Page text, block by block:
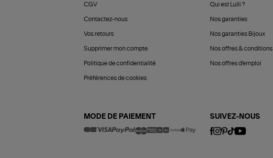
CGV
Contactez-nous
Vos retours
Supprimer mon compte
Politique de confidentialité
Préférences de cookies
Qui est Lulli ?
Nos garanties
Nos garanties Bijoux
Nos offres & conditions
Nos offres d'emploi
MODE DE PAIEMENT SUIVEZ-NOUS